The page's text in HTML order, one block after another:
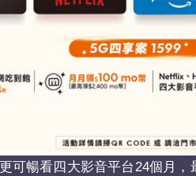
可暢看四大影音平台24個月